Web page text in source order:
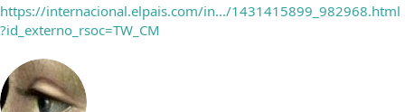
https://internacional.elpais.com/in.../1431415899_982968.html
?id_externo_rsoc=TW_CM